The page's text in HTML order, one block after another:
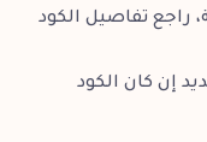
راجع تفاصيل الكود
إن كان الكود